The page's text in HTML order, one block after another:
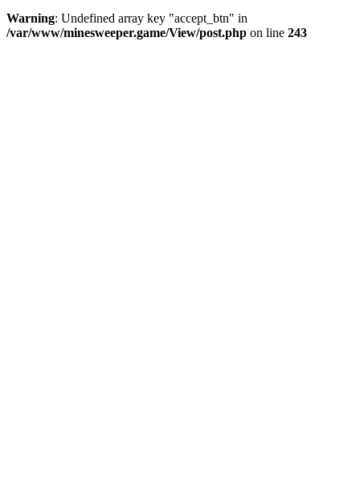
Warning: Undefined array key "accept_btn" in
/var/www/minesweeper.game/View/post.php on line 243